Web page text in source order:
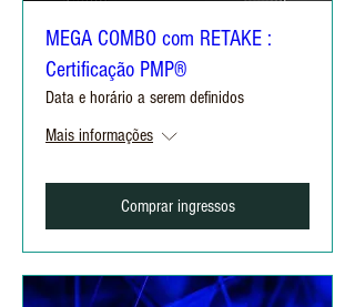
MEGA COMBO com RETAKE :
Certificação PMP®
Data e horário a serem definidos
Mais informações
Comprar ingressos